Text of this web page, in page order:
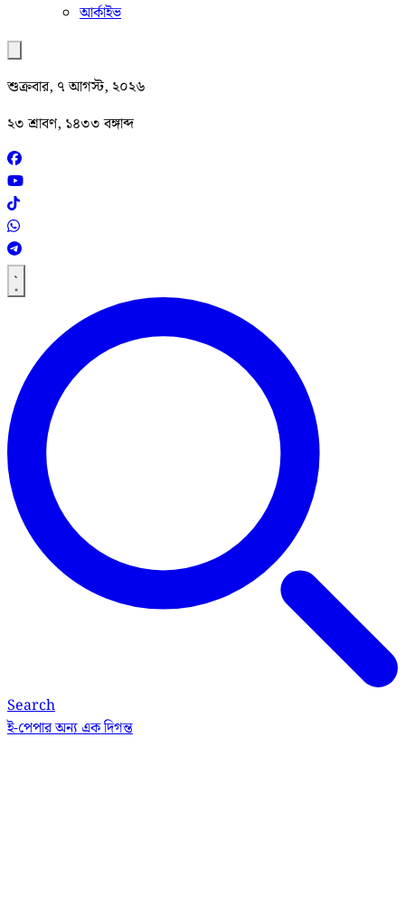
আর্কাইভ
শুক্রবার, ৭ আগস্ট, ২০২৬
২৩ শ্রাবণ, ১৪৩৩ বঙ্গাব্দ
Search
ই-পেপারঅন্য এক দিগন্ত